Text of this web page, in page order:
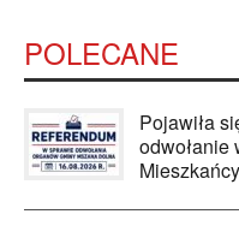
POLECANE
Pojawiła
odwołanie